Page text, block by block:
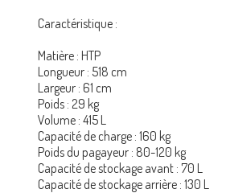
Caractéristique :
Matière : HTP
Longueur : 518 cm
Largeur : 61 cm
Poids : 29 kg
Volume : 415 L
Capacité de charge : 160 kg
Poids du pagayeur : 80-120 kg
Capacité de stockage avant : 70 L
Capacité de stockage arrière : 130 L